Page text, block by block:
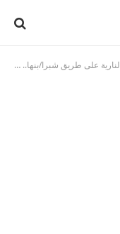
بنها.. ضبط 3 متهمين والدراجات بدون لوحات